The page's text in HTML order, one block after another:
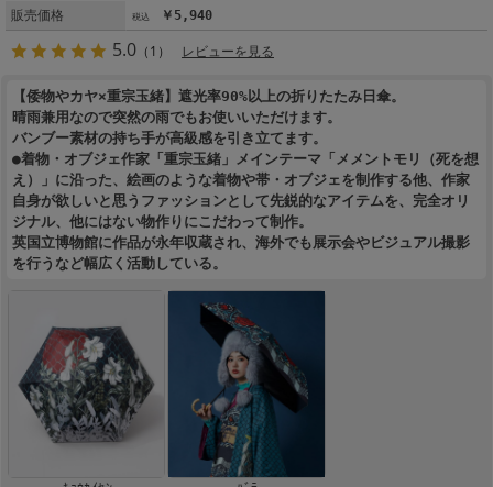
販売価格
￥5,940
5.0 （1） レビューを見る
【倭物やカヤ×重宗玉緒】遮光率90%以上の折りたたみ日傘。
晴雨兼用なので突然の雨でもお使いいただけます。
バンブー素材の持ち手が高級感を引き立てます。
●着物・オブジェ作家「重宗玉緒」メインテーマ「メメントモリ（死を想
え）」に沿った、絵画のような着物や帯・オブジェを制作する他、作家
自身が欲しいと思うファッションとして先鋭的なアイテムを、完全オリ
ジナル、他にはない物作りにこだわって制作。
英国立博物館に作品が永年収蔵され、海外でも展示会やビジュアル撮影
を行うなど幅広く活動している。